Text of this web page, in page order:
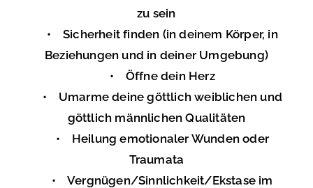
zu sein
• Sicherheit finden (in deinem Körper, in
Beziehungen und in deiner Umgebung)
• Öffne dein Herz
• Umarme deine göttlich weiblichen und
göttlich männlichen Qualitäten
• Heilung emotionaler Wunden oder
Traumata
• Vergnügen/Sinnlichkeit/Ekstase im